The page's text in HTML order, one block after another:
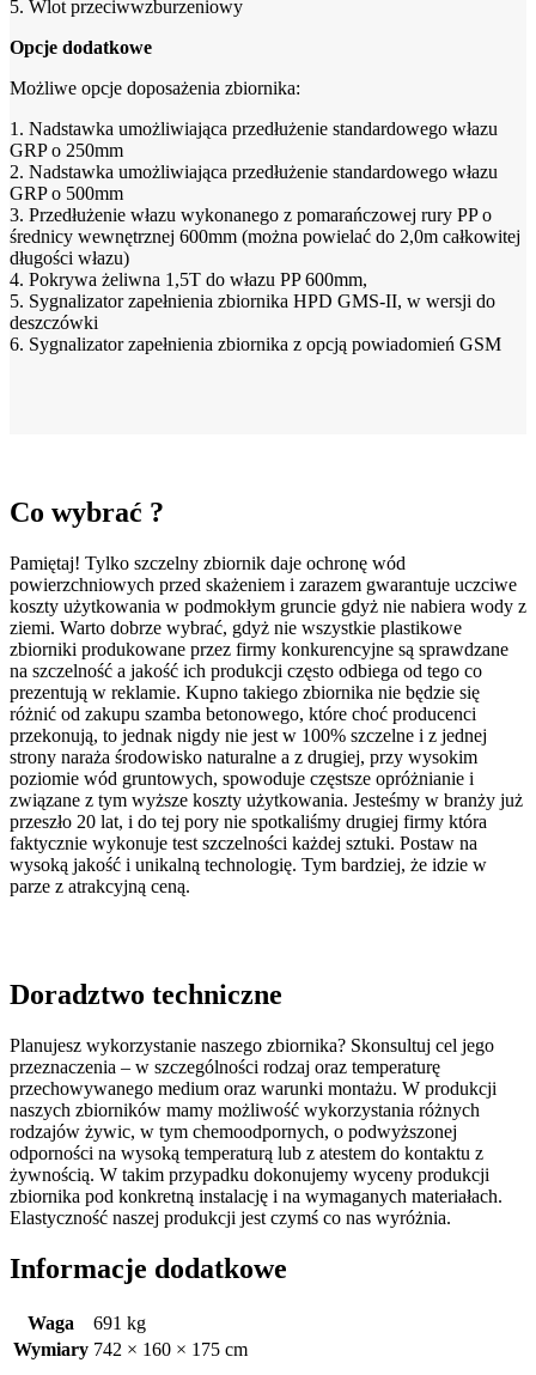
5. Wlot przeciwwzburzeniowy
Opcje dodatkowe
Możliwe opcje doposażenia zbiornika:
1. Nadstawka umożliwiająca przedłużenie standardowego włazu
GRP o 250mm
2. Nadstawka umożliwiająca przedłużenie standardowego włazu
GRP o 500mm
3. Przedłużenie włazu wykonanego z pomarańczowej rury PP o
średnicy wewnętrznej 600mm (można powielać do 2,0m całkowitej
długości włazu)
4. Pokrywa żeliwna 1,5T do włazu PP 600mm,
5. Sygnalizator zapełnienia zbiornika HPD GMS-II, w wersji do
deszczówki
6. Sygnalizator zapełnienia zbiornika z opcją powiadomień GSM
Co wybrać ?
Pamiętaj! Tylko szczelny zbiornik daje ochronę wód
powierzchniowych przed skażeniem i zarazem gwarantuje uczciwe
koszty użytkowania w podmokłym gruncie gdyż nie nabiera wody z
ziemi. Warto dobrze wybrać, gdyż nie wszystkie plastikowe
zbiorniki produkowane przez firmy konkurencyjne są sprawdzane
na szczelność a jakość ich produkcji często odbiega od tego co
prezentują w reklamie. Kupno takiego zbiornika nie będzie się
różnić od zakupu szamba betonowego, które choć producenci
przekonują, to jednak nigdy nie jest w 100% szczelne i z jednej
strony naraża środowisko naturalne a z drugiej, przy wysokim
poziomie wód gruntowych, spowoduje częstsze opróżnianie i
związane z tym wyższe koszty użytkowania. Jesteśmy w branży już
przeszło 20 lat, i do tej pory nie spotkaliśmy drugiej firmy która
faktycznie wykonuje test szczelności każdej sztuki. Postaw na
wysoką jakość i unikalną technologię. Tym bardziej, że idzie w
parze z atrakcyjną ceną.
Doradztwo techniczne
Planujesz wykorzystanie naszego zbiornika? Skonsultuj cel jego
przeznaczenia – w szczególności rodzaj oraz temperaturę
przechowywanego medium oraz warunki montażu. W produkcji
naszych zbiorników mamy możliwość wykorzystania różnych
rodzajów żywic, w tym chemoodpornych, o podwyższonej
odporności na wysoką temperaturą lub z atestem do kontaktu z
żywnością. W takim przypadku dokonujemy wyceny produkcji
zbiornika pod konkretną instalację i na wymaganych materiałach.
Elastyczność naszej produkcji jest czymś co nas wyróżnia.
Informacje dodatkowe
Waga
691 kg
Wymiary 742 × 160 × 175 cm